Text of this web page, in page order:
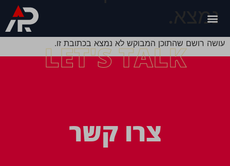
נמצא.
עושה רושם שהתוכן המבוקש לא נמצא בכתובת זו.
LET'S TALK
צרו קשר